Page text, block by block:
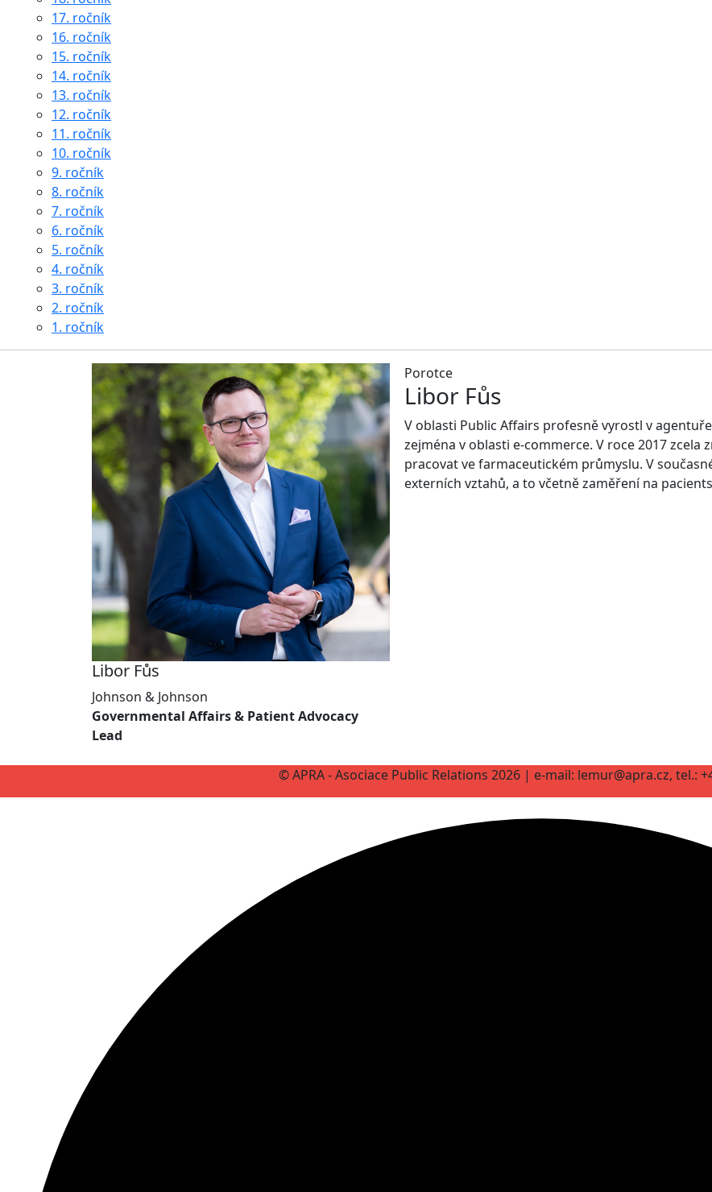
17. ročník
16. ročník
15. ročník
14. ročník
13. ročník
12. ročník
11. ročník
10. ročník
9. ročník
8. ročník
7. ročník
6. ročník
5. ročník
4. ročník
3. ročník
2. ročník
1. ročník
Libor Fůs
Johnson & Johnson
Governmental Affairs & Patient Advocacy
Lead
Porotce
Libor Fůs
V oblasti Public Affairs profesně vyrostl v
zejména v oblasti e-commerce. V roce 2017 zcela
pracovat ve farmaceutickém průmyslu. V
externích vztahů, a to včetně zaměření na
© APRA - Asociace Public Relations 2026 | e-mail: lemur@apra.cz, tel.: